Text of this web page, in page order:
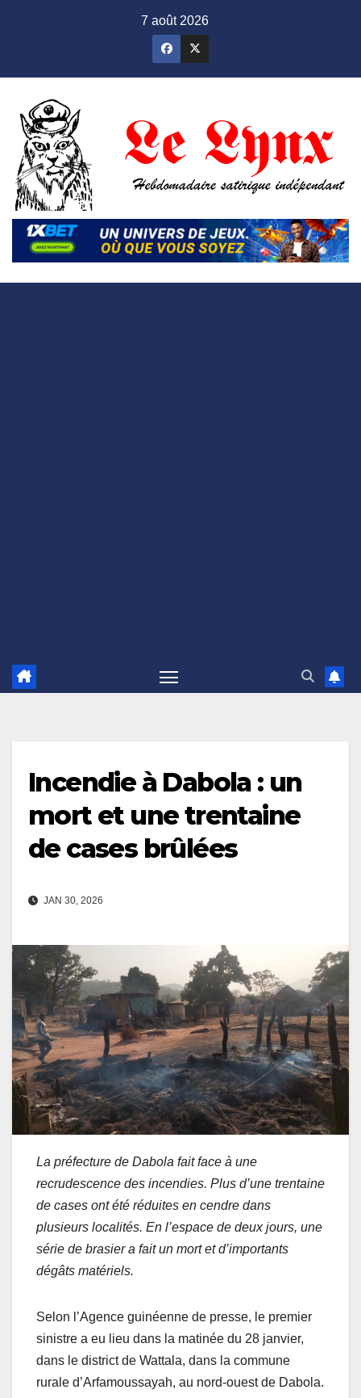
7 août 2026
Incendie à Dabola : un
mort et une trentaine
de cases brûlées
JAN 30, 2026
La préfecture de Dabola fait face à une
recrudescence des incendies. Plus d’une trentaine
de cases ont été réduites en cendre dans
plusieurs localités. En l’espace de deux jours, une
série de brasier a fait un mort et d’importants
dégâts matériels.
Selon l’Agence guinéenne de presse, le premier
sinistre a eu lieu dans la matinée du 28 janvier,
dans le district de Wattala, dans la commune
rurale d’Arfamoussayah, au nord-ouest de Dabola.